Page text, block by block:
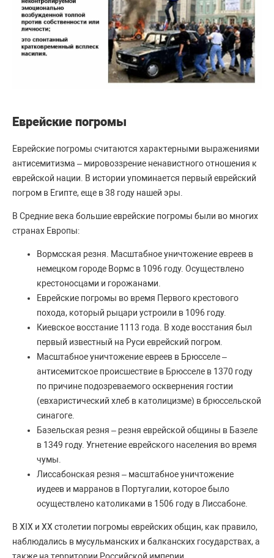
Еврейские погромы
Еврейские погромы считаются характерными выражениями
антисемитизма – мировоззрение ненавистного отношения к
еврейской нации. В истории упоминается первый еврейский
погром в Египте, еще в 38 году нашей эры.
В Средние века большие еврейские погромы были во многих
странах Европы:
Вормсская резня. Масштабное уничтожение евреев в
немецком городе Вормс в 1096 году. Осуществлено
крестоносцами и горожанами.
Еврейские погромы во время Первого крестового
похода, который рыцари устроили в 1096 году.
Киевское восстание 1113 года. В ходе восстания был
первый известный на Руси еврейский погром.
Масштабное уничтожение евреев в Брюсселе –
антисемитское происшествие в Брюсселе в 1370 году
по причине подозреваемого осквернения гостии
(евхаристический хлеб в католицизме) в брюссельской
синагоге.
Базельская резня – резня еврейской общины в Базеле
в 1349 году. Угнетение еврейского населения во время
чумы.
Лиссабонская резня – масштабное уничтожение
иудеев и марранов в Португалии, которое было
осуществлено католиками в 1506 году в Лиссабоне.
В XIX и XX столетии погромы еврейских общин, как правило,
наблюдались в мусульманских и балканских государствах, а